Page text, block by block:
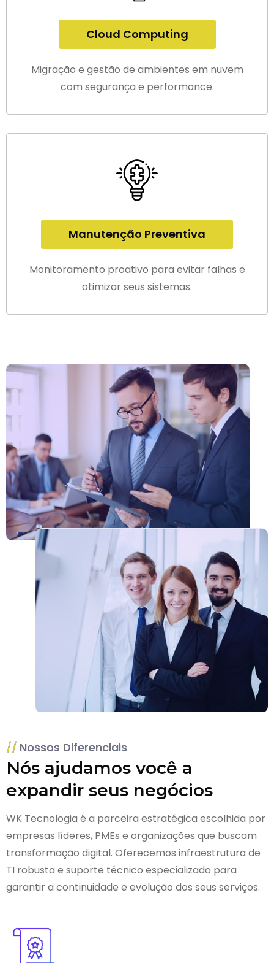
Cloud Computing
Migração e gestão de ambientes em nuvem
com segurança e performance.
Manutenção Preventiva
Monitoramento proativo para evitar falhas e
otimizar seus sistemas.
Nossos Diferenciais
Nós ajudamos você a
expandir seus negócios
WK Tecnologia é a parceira estratégica escolhida por
empresas líderes, PMEs e organizações que buscam
transformação digital. Oferecemos infraestrutura de
TI robusta e suporte técnico especializado para
garantir a continuidade e evolução dos seus serviços.